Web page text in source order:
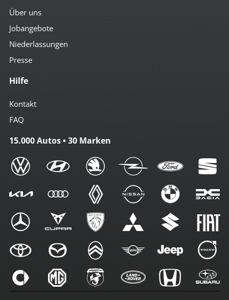
Über uns
Jobangebote
Niederlassungen
Presse
Hilfe
Kontakt
FAQ
15.000 Autos • 30 Marken